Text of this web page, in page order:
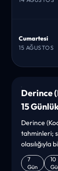
Cumartesi
15 AĞUSTOS
Derince
15
Derince
tahminleri;
7
Gün
10